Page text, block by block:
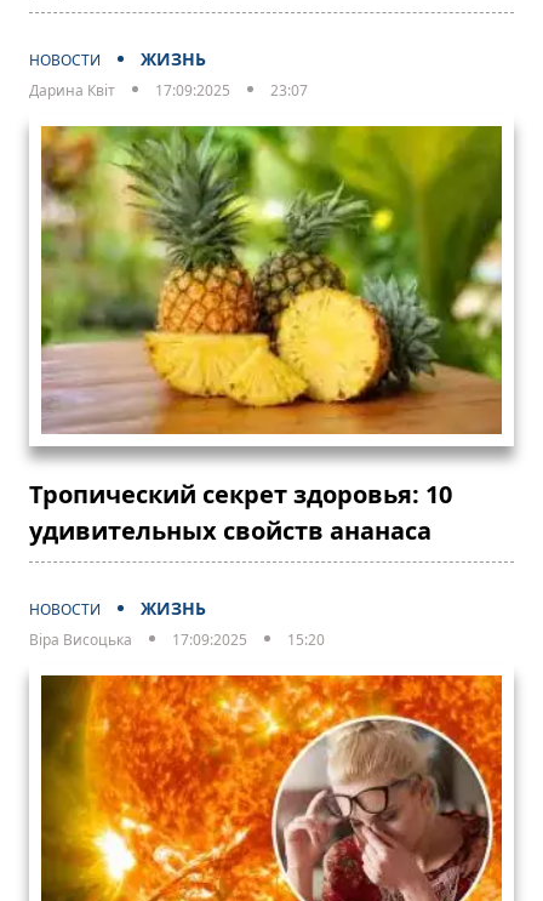
НОВОСТИ ЖИЗНЬ
Дарина Квіт 17:09:2025 23:07
Тропический секрет здоровья: 10
удивительных свойств ананаса
НОВОСТИ ЖИЗНЬ
Віра Висоцька 17:09:2025 15:20